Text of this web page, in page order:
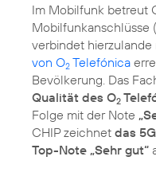
Im Mobilfunk betreut
Mobilfunkanschlüsse
verbindet
von O2 Telefónica
Bevölkerung. Das
Qualität des O2
Folge mit der Note
CHIP zeichnet das
Top-Note „Sehr gut“